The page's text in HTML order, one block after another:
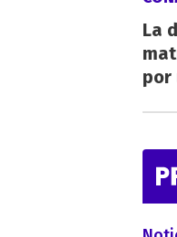
La
por